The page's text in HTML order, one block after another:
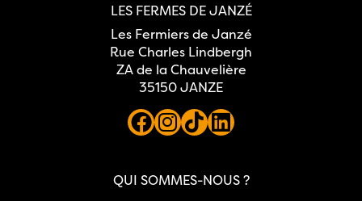
LES FERMES DE JANZÉ
Les Fermiers de Janzé
Rue Charles Lindbergh
ZA de la Chauvelière
35150 JANZE
QUI SOMMES-NOUS ?